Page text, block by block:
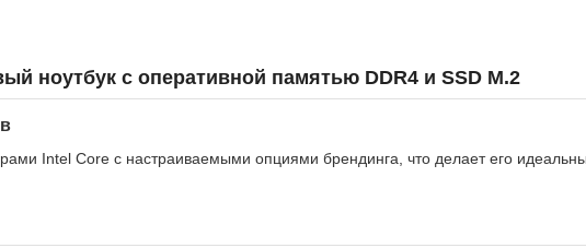
ноутбук с оперативной памятью DDR4 и SSD M.2
Intel Core с настраиваемыми опциями брендинга, что делает его